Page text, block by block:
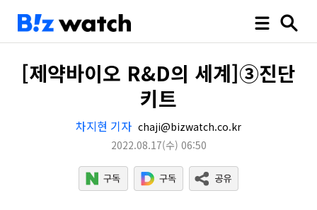
[제약바이오 R&D의 세계]③진단
키트
차지현 기자 chaji@bizwatch.co.kr
2022.08.17(수) 06:50